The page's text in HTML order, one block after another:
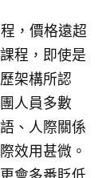
，價格遠超
程，即使是
架構所認
人員多數
、人際關係
效用甚微。